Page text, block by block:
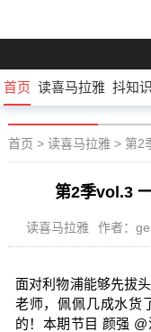
首页 读喜马拉雅 抖知识
首页 > 读喜马拉雅> 第2
第2季vol.3
读喜马拉雅 作者：
面对利物浦能够先拔
老师，佩佩几成水货
的！本期节目 颜强